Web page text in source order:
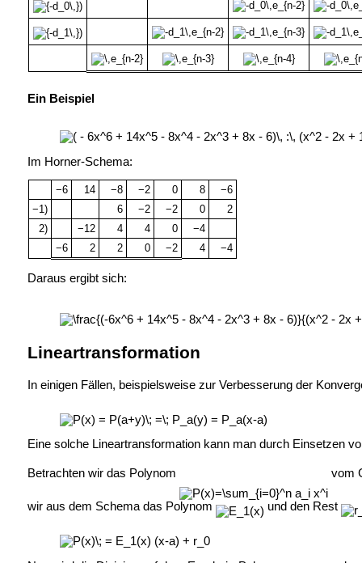
Ein Beispiel
Im Horner-Schema:
−6 14 −8 −2 0 8
−6
−1)
6 −2 −2 0
2
2)
−12 4 4 0
−4
−6
2 2 0 −2 4 −4
Daraus ergibt sich:
Lineartransformation
In einigen Fällen, beispielsweise zur Verbesserung der
Eine solche Lineartransformation kann man durch Einsetzen
Betrachten wir das Polynom vom
wir aus dem Schema das Polynom und den Rest